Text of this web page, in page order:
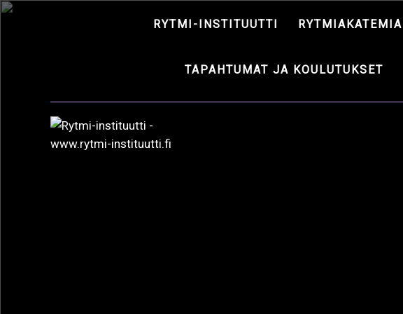
RYTMI-INSTITUUTTI RYTMIAKATEMIA
TAPAHTUMAT JA KOULUTUKSET